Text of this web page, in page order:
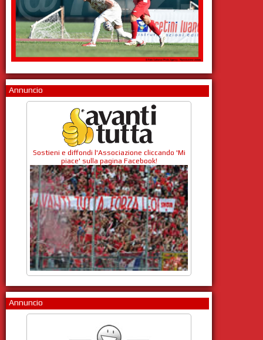
Annuncio
Sostieni e diffondi l'Associazione cliccando 'Mi
piace' sulla pagina Facebook!
Annuncio